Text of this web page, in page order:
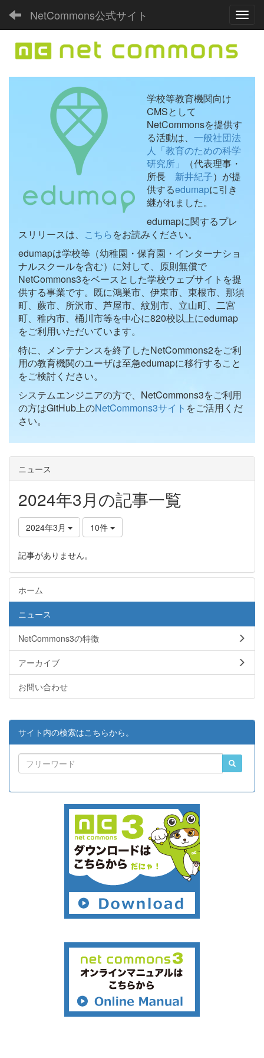
NetCommons公式サイト
学校等教育機関向け
CMSとして
NetCommonsを提供す
る活動は、 一般社団法
人「教育のための科学
研究所」
（代表理事・
所長 新井紀子）が提
供するedumapに引き
継がれました。
edumapに関するプレ
スリリースは、 こちらをお読みください。
edumapは学校等（幼稚園・保育園・インターナショ
ナルスクールを含む）に対して、原則無償で
NetCommons3をベースとした学校ウェブサイトを提
供する事業です。既に鴻巣市、伊東市、東根市、那須
町、蕨市、所沢市、芦屋市、紋別市、立山町、二宮
町、稚内市、桶川市等を中心に820校以上にedumap
をご利用いただいています。
特に、メンテナンスを終了したNetCommons2をご利
用の教育機関のユーザは至急edumapに移行すること
をご検討ください。
システムエンジニアの方で、NetCommons3をご利用
の方はGitHub上のNetCommons3サイト をご活用くだ
さい。
ニュース
2024年3月の記事一覧
2024年3月 10件
記事がありません。
ホーム
ニュース
NetCommons3の特徴
アーカイブ
お問い合わせ
サイト内の検索はこちらから。